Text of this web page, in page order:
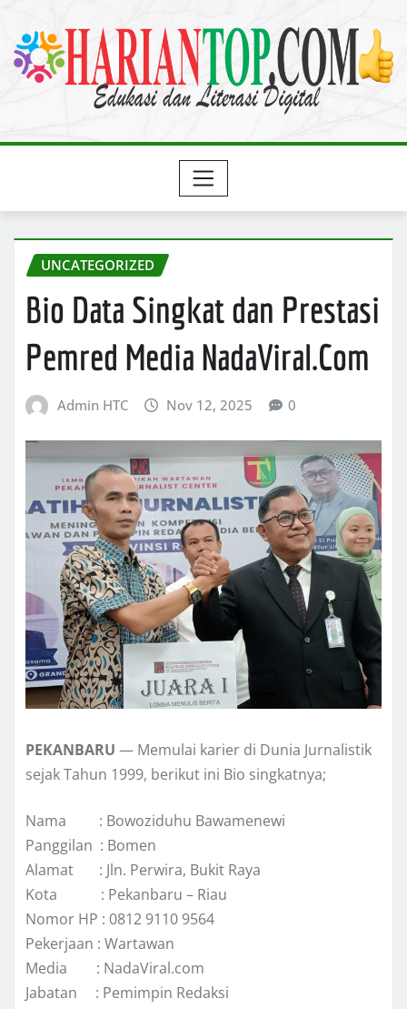
content
UNCATEGORIZED
Bio Data Singkat dan Prestasi
Pemred Media NadaViral.Com
Admin HTC Nov 12, 2025 0
PEKANBARU — Memulai karier di Dunia Jurnalistik
sejak Tahun 1999, berikut ini Bio singkatnya;
Nama : Bowoziduhu Bawamenewi
Panggilan : Bomen
Alamat : Jln. Perwira, Bukit Raya
Kota : Pekanbaru – Riau
Nomor HP : 0812 9110 9564
Pekerjaan : Wartawan
Media : NadaViral.com
Jabatan : Pemimpin Redaksi